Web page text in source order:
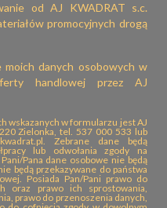
od AJ KWADRAT s.c.
promocyjnych drogą
moich danych osobowych w
handlowej przez AJ
wskazanych w formularzu jest AJ
Zielonka, tel. 537 000 533 lub
Zebrane dane będą
lub odwołania zgody na
Pana dane osobowe nie będą
będą przekazywane do państwa
Posiada Pan/Pani prawo do
oraz prawo ich sprostowania,
prawo do przenoszenia danych,